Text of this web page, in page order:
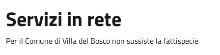
Servizi in rete
Per il Comune di Villa del Bosco non sussiste la fattispecie